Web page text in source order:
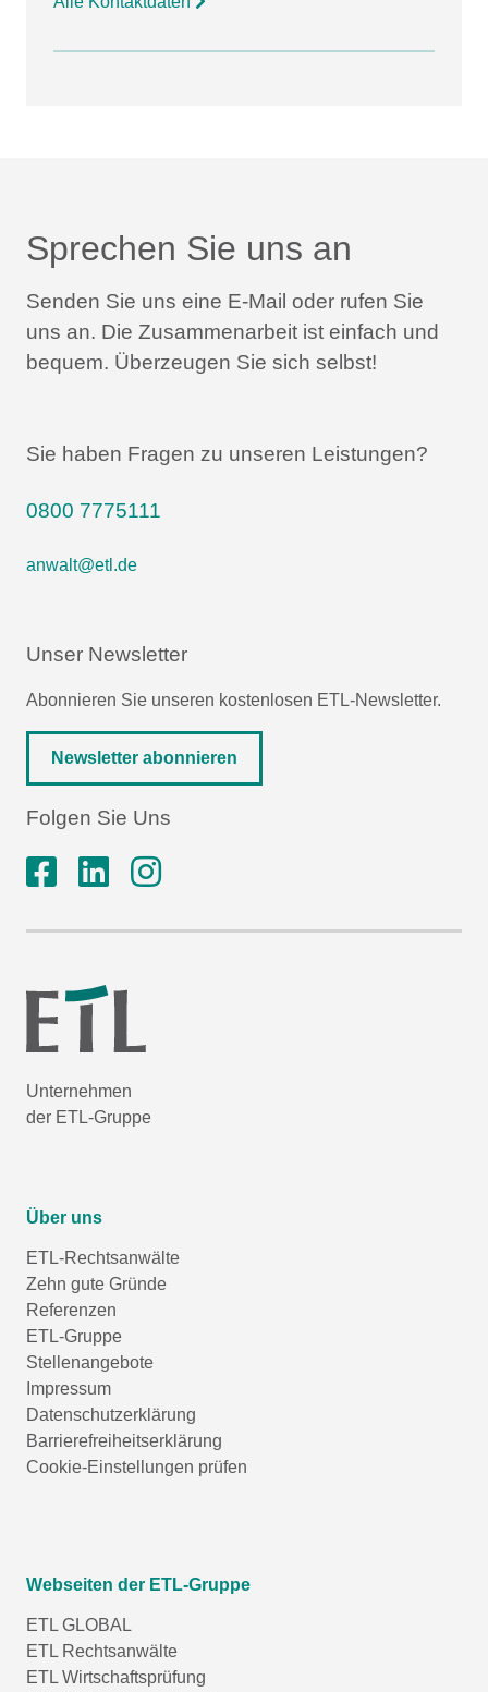
Sprechen Sie uns an
Senden Sie uns eine E-Mail oder rufen Sie
uns an. Die Zusammenarbeit ist einfach und
bequem. Überzeugen Sie sich selbst!
Sie haben Fragen zu unseren Leistungen?
0800 7775111
anwalt@etl.de
Unser Newsletter
Abonnieren Sie unseren kostenlosen ETL-Newsletter.
Newsletter abonnieren
Folgen Sie Uns
Unternehmen
der ETL-Gruppe
Über uns
ETL-Rechtsanwälte
Zehn gute Gründe
Referenzen
ETL-Gruppe
Stellenangebote
Impressum
Datenschutzerklärung
Barrierefreiheitserklärung
Cookie-Einstellungen prüfen
Webseiten der ETL-Gruppe
ETL GLOBAL
ETL Rechtsanwälte
ETL Wirtschaftsprüfung